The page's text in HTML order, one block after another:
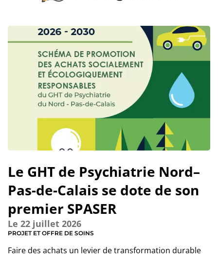
Le GHT de Psychiatrie Nord–
Pas-de-Calais se dote de son
premier SPASER
Le 22 juillet 2026
PROJET ET OFFRE DE SOINS
Faire des achats un levier de transformation durable